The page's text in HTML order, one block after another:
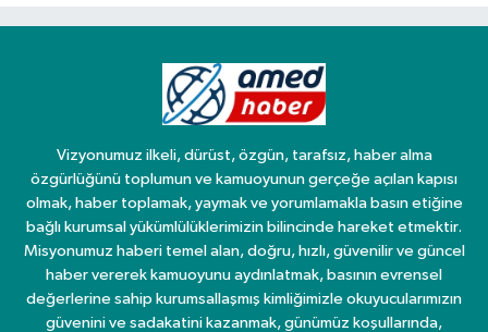
Vizyonumuz ilkeli, dürüst, özgün, tarafsız, haber alma
özgürlüğünü toplumun ve kamuoyunun gerçeğe açılan kapısı
olmak, haber toplamak, yaymak ve yorumlamakla basın etiğine
bağlı kurumsal yükümlülüklerimizin bilincinde hareket etmektir.
Misyonumuz haberi temel alan, doğru, hızlı, güvenilir ve güncel
haber vererek kamuoyunu aydınlatmak, basının evrensel
değerlerine sahip kurumsallaşmış kimliğimizle okuyucularımızın
güvenini ve sadakatini kazanmak, günümüz koşullarında,